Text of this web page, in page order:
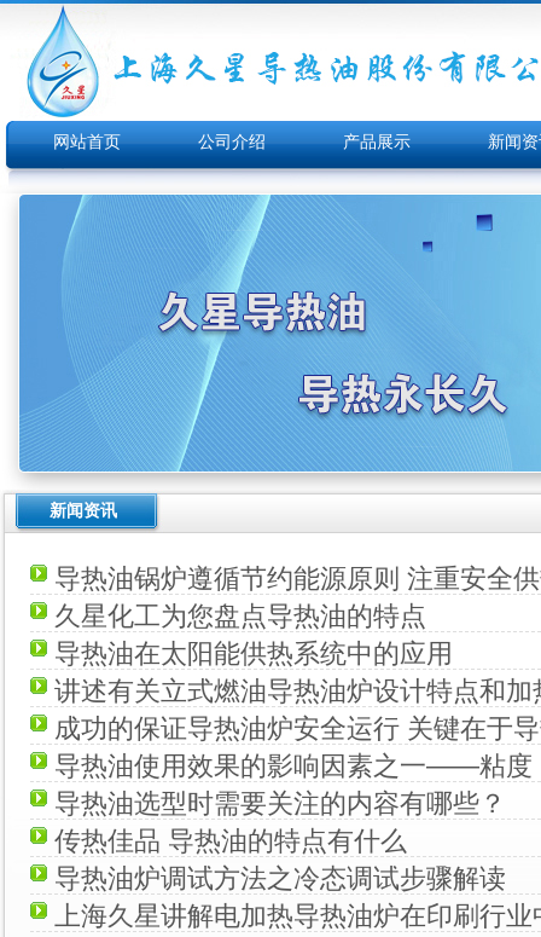
网站首页 公司介绍 产品展示 新闻
新闻资讯
导热油锅炉遵循节约能源原则 注重安全
久星化工为您盘点导热油的特点
导热油在太阳能供热系统中的应用
讲述有关立式燃油导热油炉设计特点和加
成功的保证导热油炉安全运行 关键在于
导热油使用效果的影响因素之一——粘度
导热油选型时需要关注的内容有哪些？
传热佳品 导热油的特点有什么
导热油炉调试方法之冷态调试步骤解读
上海久星讲解电加热导热油炉在印刷行业